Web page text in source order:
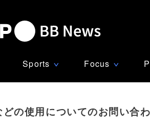
Sports ∨ Focus ∨
の使用についてのお問い合